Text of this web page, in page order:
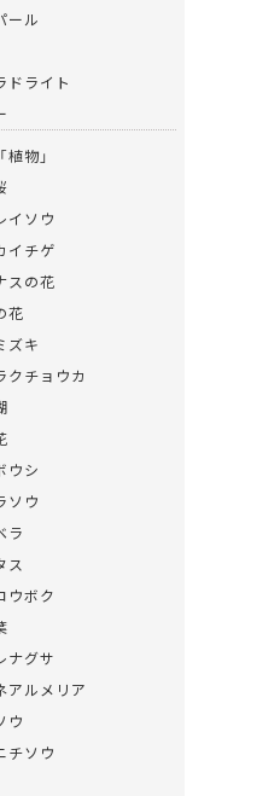
ール
ドライト
植物」
イソウ
イチゲ
スの花
花
ズキ
クチョウカ
ウシ
ソウ
ラ
ス
ウボク
ナグサ
アルメリア
ウ
チソウ